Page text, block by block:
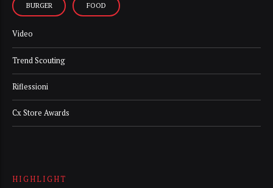
BURGER FOOD
Video
Trend Scouting
Riflessioni
Cx Store Awards
HIGHLIGHT